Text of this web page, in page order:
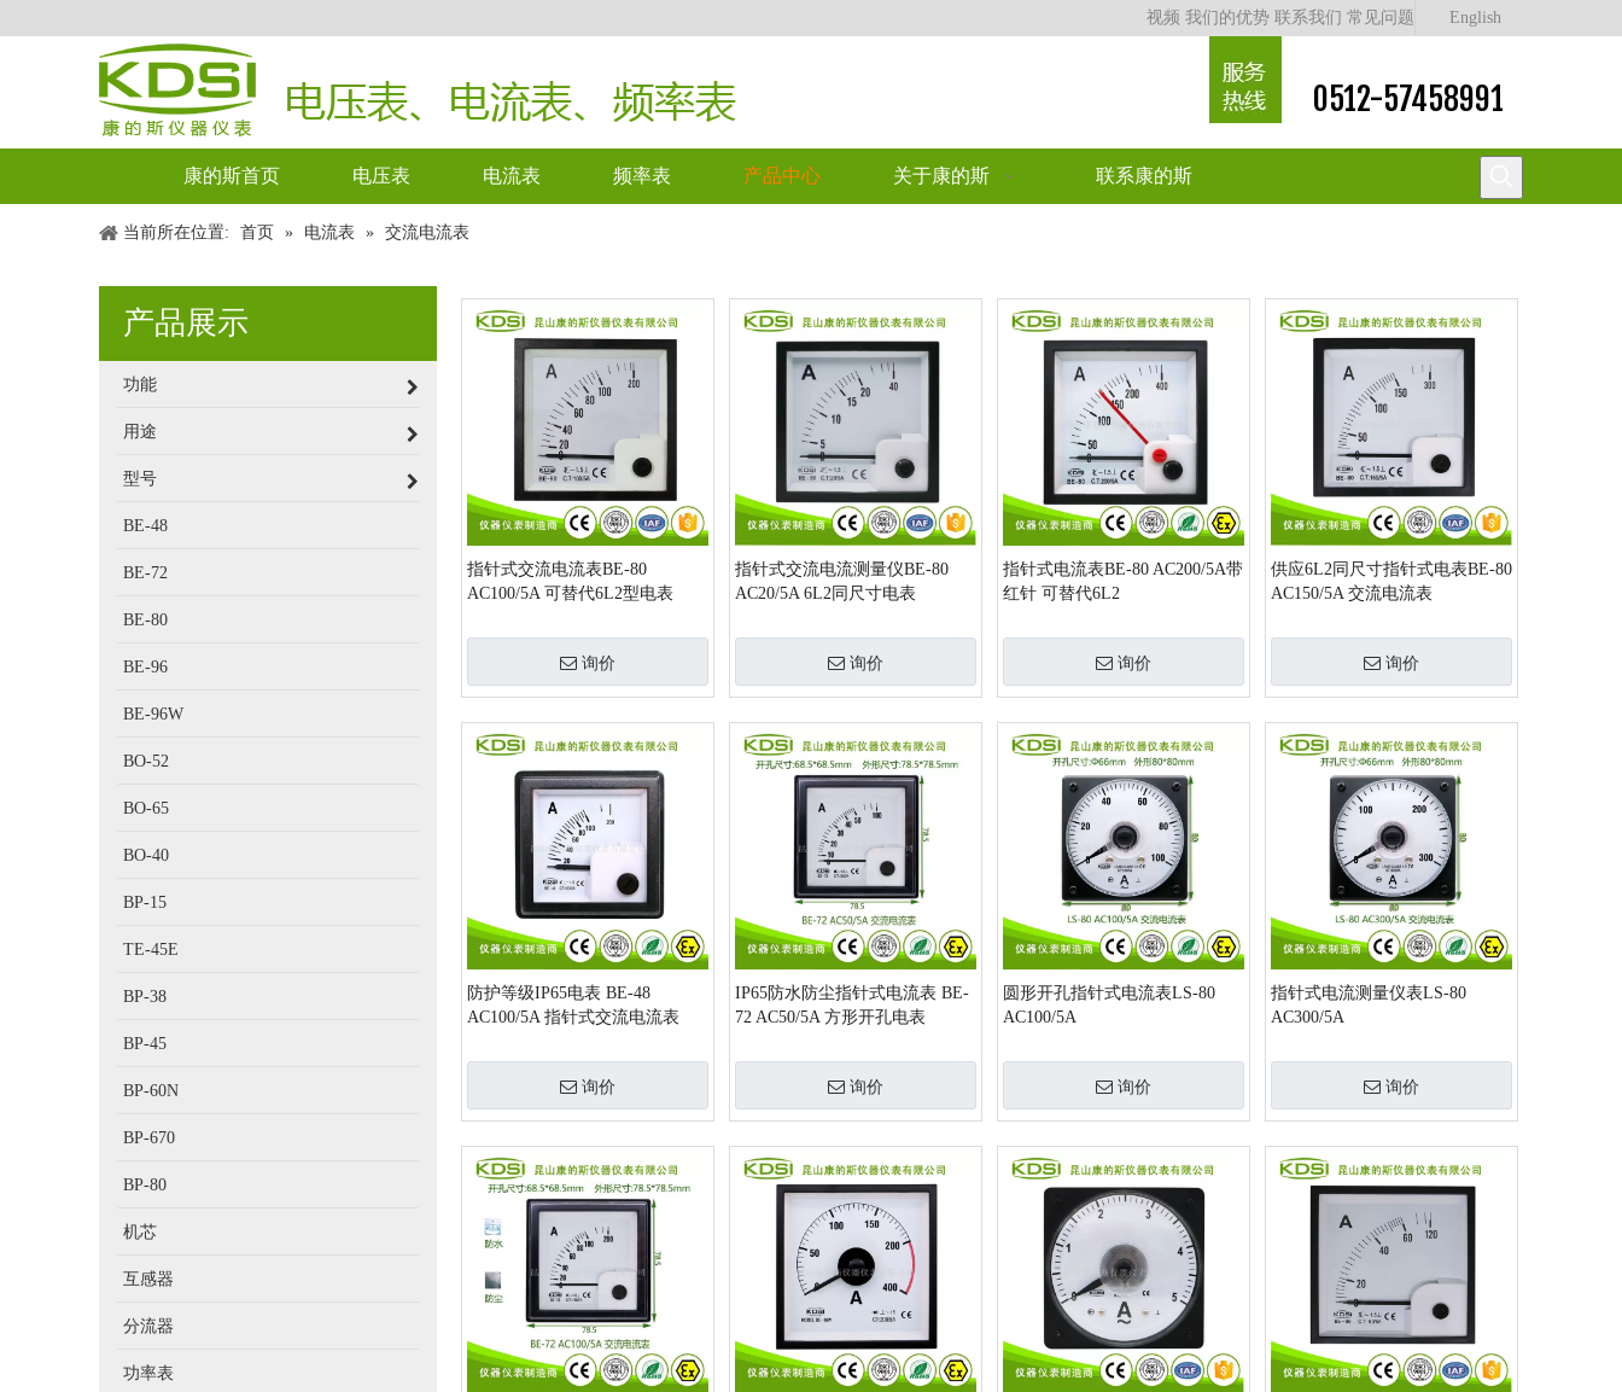
视频 我们的优势 联系我们 常见问题 English
0512-57458991
康的斯首页 电压表 电流表 频率表 产品中心 关于康的斯 联系康的斯
当前所在位置: 首页 » 电流表 » 交流电流表
产品展示
功能
用途
型号
BE-48
BE-72
BE-80
BE-96
BE-96W
BO-52
BO-65
BO-40
BP-15
TE-45E
BP-38
BP-45
BP-60N
BP-670
BP-80
机芯
互感器
分流器
功率表
指针式交流电流表BE-80
AC100/5A 可替代6L2型电表
询价
指针式交流电流测量仪BE-80
AC20/5A 6L2同尺寸电表
询价
指针式电流表BE-80 AC200/5A带
红针 可替代6L2
询价
供应6L2同尺寸指针式电表BE-80
AC150/5A 交流电流表
询价
防护等级IP65电表 BE-48
AC100/5A 指针式交流电流表
询价
IP65防水防尘指针式电流表 BE-
72 AC50/5A 方形开孔电表
询价
圆形开孔指针式电流表LS-80
AC100/5A
询价
指针式电流测量仪表LS-80
AC300/5A
询价